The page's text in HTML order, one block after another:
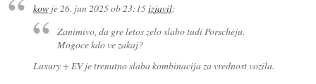
kowje26. jun 2025 ob 23:15izjavil:
Zanimivo, da gre letos zelo slabo tudi Porscheju.
Mogoce kdo ve zakaj?
Luxury + EV je trenutno slaba kombinacija za vrednost vozila.